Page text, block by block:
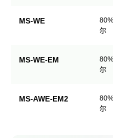
MS-WE
尔
MS-WE-EM
尔
MS-AWE-EM2
尔